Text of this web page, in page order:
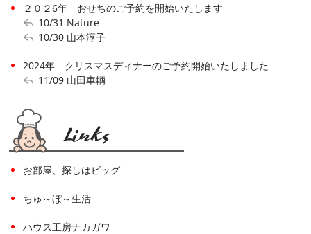
２０２6年 おせちのご予約を開始いたします
10/31 Nature
10/30 山本淳子
2024年 クリスマスディナーのご予約開始いたしました
11/09 山田車輌
お部屋、探しはビッグ
ちゅ～ぼ～生活
ハウス工房ナカガワ